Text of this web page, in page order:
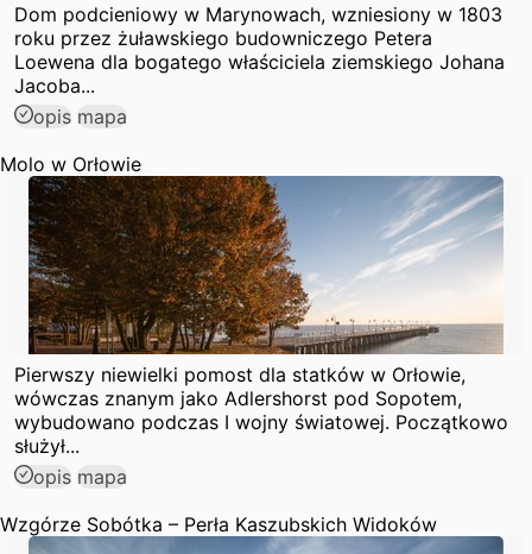
Dom podcieniowy w Marynowach, wzniesiony w 1803
roku przez żuławskiego budowniczego Petera
Loewena dla bogatego właściciela ziemskiego Johana
Jacoba...
opis mapa
Molo w Orłowie
Pierwszy niewielki pomost dla statków w Orłowie,
wówczas znanym jako Adlershorst pod Sopotem,
wybudowano podczas I wojny światowej. Początkowo
służył...
opis mapa
Wzgórze Sobótka – Perła Kaszubskich Widoków